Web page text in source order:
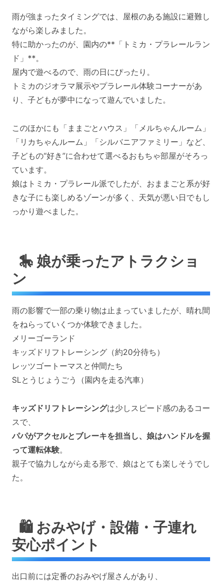
雨が強まったタイミングでは、屋根のある施設に避難し
ながら楽しみました。
特に助かったのが、園内の**「トミカ・プラレールラン
ド」**。
屋内で遊べるので、雨の日にぴったり。
トミカのジオラマ展示やプラレール体験コーナーがあ
り、子どもが夢中になって遊んでいました。
このほかにも「ままごとハウス」「メルちゃんルーム」
「リカちゃんルーム」「シルバニアファミリー」など、
子どもの“好き”に合わせて選べるおもちゃ部屋がそろっ
ています。
娘はトミカ・プラレール派でしたが、おままごと系が好
きな子にも楽しめるゾーンが多く、天気が悪い日でもし
っかり遊べました。
🎠 娘が乗ったアトラクショ
ン
雨の影響で一部の乗り物は止まっていましたが、晴れ間
をねらっていくつか体験できました。
メリーゴーランド
キッズドリフトレーシング（約20分待ち）
レッツゴートーマスと仲間たち
SLとうじょうごう（園内を走る汽車）
キッズドリフトレーシングは少しスピード感のあるコー
スで、
パパがアクセルとブレーキを担当し、娘はハンドルを握
って運転体験。
親子で協力しながら走る形で、娘はとても楽しそうでし
た。
🛍️ おみやげ・設備・子連れ
安心ポイント
出口前には定番のおみやげ屋さんがあり、